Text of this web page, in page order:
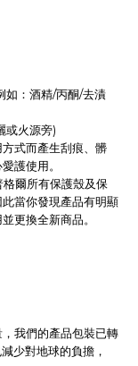
如：酒精/丙酮/去漬
或火源旁)
式而產生刮痕、髒
護使用。
爾所有保護殼及保
當你發現產品有明顯
更換全新商品。
我們的產品包裝已轉
少對地球的負擔，